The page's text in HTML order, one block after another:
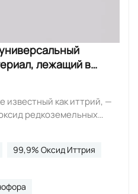
лежащий в
известный как иттрий, —
редкоземельных
исключительные
стабильности,
стойкости,
во многих отраслях
99,9% Оксид Иттрия